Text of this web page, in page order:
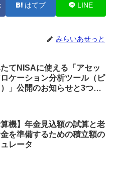
はてブ LINE
みらいあせっと
てNISAに使える「アセッ
ロケーション分析ツール（ピ
」公開のお知らせと3つの
算機】年金見込額の試算と老
を準備するための積立額の
レータ